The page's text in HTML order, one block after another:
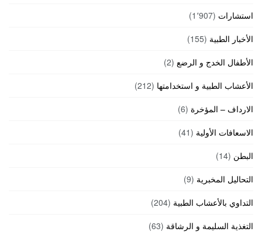
استشارات (1٬907)
الأخبار الطبية (155)
الأطفال الخدج و الرضع (2)
الأعشاب الطبية و استخدامتها (212)
الارداف – المؤخرة (6)
الاسعافات الأولية (41)
البطن (14)
التحاليل المخبرية (9)
التداوي بالأعشاب الطبية (204)
التغذية السليمة و الرشاقة (63)